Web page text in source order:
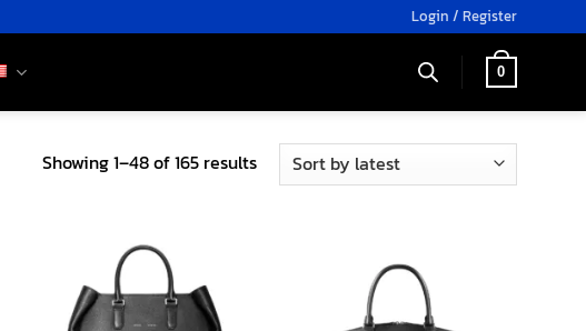
Login / Register
0
Showing 1–48 of 165 resultsSorted